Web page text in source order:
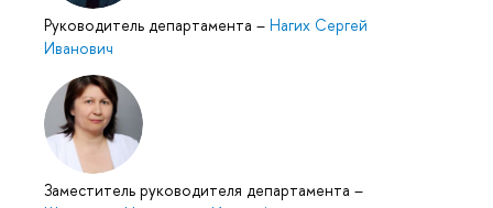
Руководитель департамента – Нагих Сергей
Иванович
Заместитель руководителя департамента –